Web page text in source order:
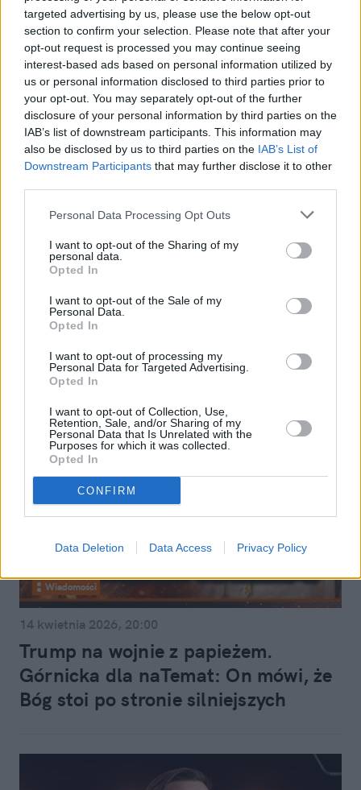
targeted advertising by us, please use the below opt-out
section to confirm your selection. Please note that after your
opt-out request is processed you may continue seeing
interest-based ads based on personal information utilized by
us or personal information disclosed to third parties prior to
your opt-out. You may separately opt-out of the further
disclosure of your personal information by third parties on the
IAB’s list of downstream participants. This information may
also be disclosed by us to third parties on the IAB’s List of
Downstream Participants that may further disclose it to other
Personal Data Processing Opt Outs
I want to opt-out of the Sharing of my
personal data.
Opted In
I want to opt-out of the Sale of my
Personal Data.
Opted In
I want to opt-out of processing my
Personal Data for Targeted Advertising.
Opted In
I want to opt-out of Collection, Use,
Retention, Sale, and/or Sharing of my
Personal Data that Is Unrelated with the
Purposes for which it was collected.
Opted In
CONFIRM
Data Deletion Data Access Privacy Policy
15 kwietnia 2026, 08:14
Trump ponownie zaatakował
papieża Leona XIV. Tym razem
zagrał liczbą
Wiadomości
14 kwietnia 2026, 20:00
Trump na wojnie z papieżem.
Górnicka dla naTemat: On mówi, że
Bóg stoi po stronie silniejszych